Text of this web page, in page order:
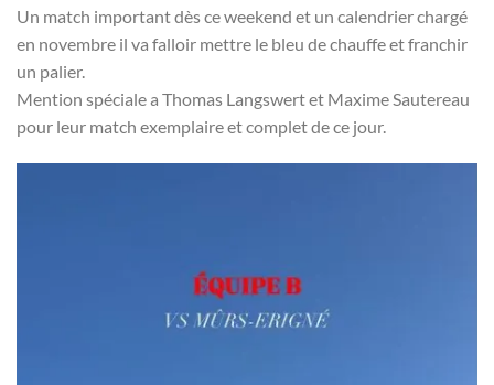
Un match important dès ce weekend et un calendrier chargé
en novembre il va falloir mettre le bleu de chauffe et franchir
un palier.
Mention spéciale a Thomas Langswert et Maxime Sautereau
pour leur match exemplaire et complet de ce jour.